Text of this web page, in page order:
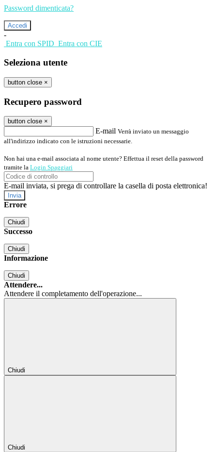
Password dimenticata?
-
Entra con SPID Entra con CIE
Seleziona utente
button close ×
Recupero password
button close ×
E-mail Verrà inviato un messaggio
all'indirizzo indicato con le istruzioni necessarie.
Non hai una e-mail associata al nome utente? Effettua il reset della password
tramite la Login Spaggiari
E-mail inviata, si prega di controllare la casella di posta elettronica!
Errore
Chiudi
Successo
Chiudi
Informazione
Chiudi
Attendere...
Attendere il completamento dell'operazione...
Chiudi
Chiudi